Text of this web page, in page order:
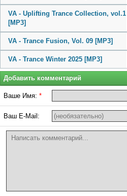
VA - Uplifting Trance Collection, vol.1
[MP3]
VA - Trance Fusion, Vol. 09 [MP3]
VA - Trance Winter 2025 [MP3]
Добавить комментарий
Ваше Имя: *
Ваш E-Mail: